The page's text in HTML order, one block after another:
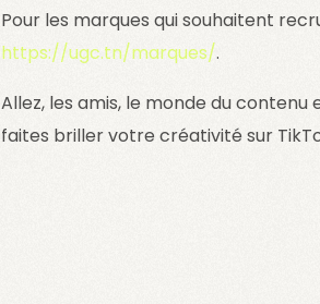
Pour les marques qui souhaitent
https://ugc.tn/marques/.
Allez, les amis, le monde du
faites briller votre créativité sur